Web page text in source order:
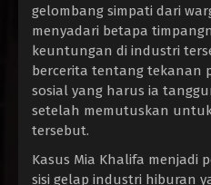
gelombang simpati dari
menyadari betapa
keuntungan di industri
bercerita tentang tekanan
sosial yang harus ia
setelah memutuskan
tersebut.
Kasus Mia Khalifa menjadi
sisi gelap industri hiburan